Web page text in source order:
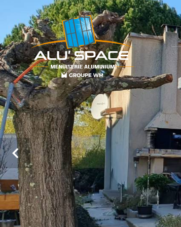
Previous
Panneau de gestion des cookies